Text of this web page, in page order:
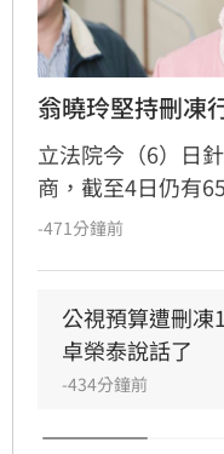
翁曉玲堅持刪凍
立法院今（6）日
商，截至4日仍有
會表決。國民黨立
院運作，立法院
4個月，呼籲她慎重
-471分鐘前
公視預算遭刪
卓榮泰說話了
-434分鐘前